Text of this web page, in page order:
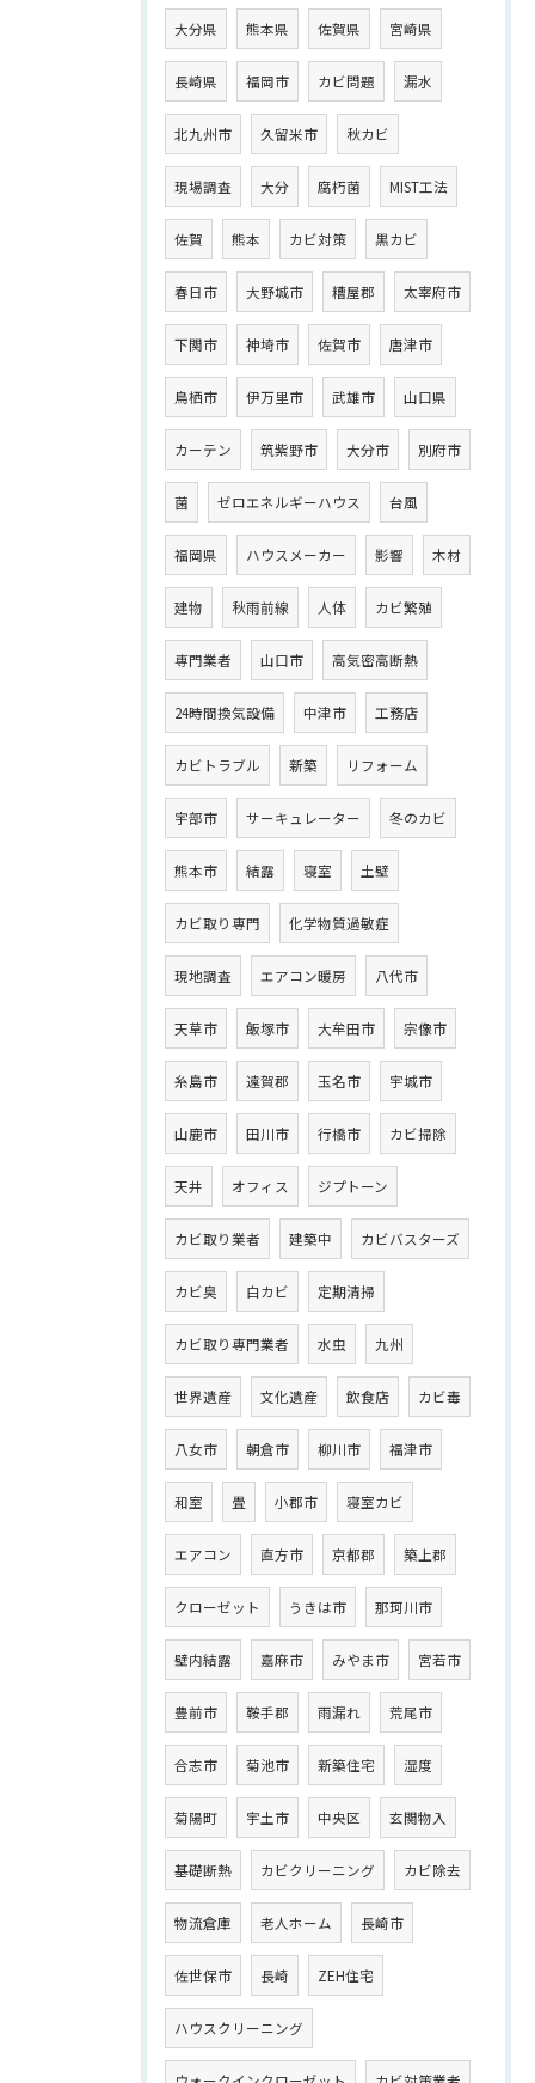
大分県 熊本県 佐賀県 宮崎県
長崎県 福岡市 カビ問題 漏水
北九州市 久留米市 秋カビ
現場調査 大分 腐朽菌 MIST工法
佐賀 熊本 カビ対策 黒カビ
春日市 大野城市 糟屋郡 太宰府市
下関市 神埼市 佐賀市 唐津市
鳥栖市 伊万里市 武雄市 山口県
カーテン 筑紫野市 大分市 別府市
菌 ゼロエネルギーハウス 台風
福岡県 ハウスメーカー 影響 木材
建物 秋雨前線 人体 カビ繁殖
専門業者 山口市 高気密高断熱
24時間換気設備 中津市 工務店
カビトラブル 新築 リフォーム
宇部市 サーキュレーター 冬のカビ
熊本市 結露 寝室 土壁
カビ取り専門 化学物質過敏症
現地調査 エアコン暖房 八代市
天草市 飯塚市 大牟田市 宗像市
糸島市 遠賀郡 玉名市 宇城市
山鹿市 田川市 行橋市 カビ掃除
天井 オフィス ジプトーン
カビ取り業者 建築中 カビバスターズ
カビ臭 白カビ 定期清掃
カビ取り専門業者 水虫 九州
世界遺産 文化遺産 飲食店 カビ毒
八女市 朝倉市 柳川市 福津市
和室 畳 小郡市 寝室カビ
エアコン 直方市 京都郡 築上郡
クローゼット うきは市 那珂川市
壁内結露 嘉麻市 みやま市 宮若市
豊前市 鞍手郡 雨漏れ 荒尾市
合志市 菊池市 新築住宅 湿度
菊陽町 宇土市 中央区 玄関物入
基礎断熱 カビクリーニング カビ除去
物流倉庫 老人ホーム 長崎市
佐世保市 長崎 ZEH住宅
ハウスクリーニング